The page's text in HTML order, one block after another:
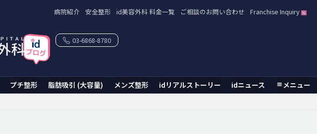
病院紹介 安全整形 id美容外科 料金一覧 ご相談のお問い合わせ Franchise Inquiry
プチ整形 脂肪吸引 (大容量) メンズ整形 idリアルストーリー idニュース メニュー
03-6868-8780